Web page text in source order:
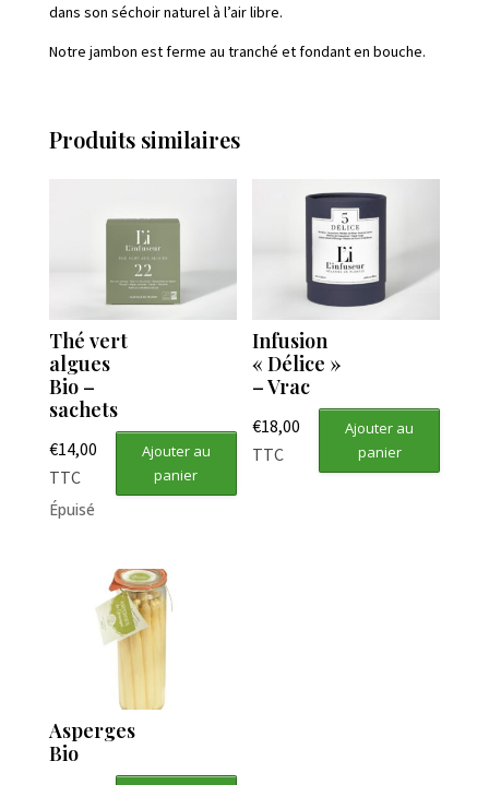
dans son séchoir naturel à l’air libre.
Notre jambon est ferme au tranché et fondant en bouche.
Produits similaires
Thé vert
algues
Bio –
sachets
€14,00
TTC
Ajouter au
panier
Épuisé
Infusion
« Délice »
– Vrac
€18,00
TTC
Ajouter au
panier
Asperges
Bio